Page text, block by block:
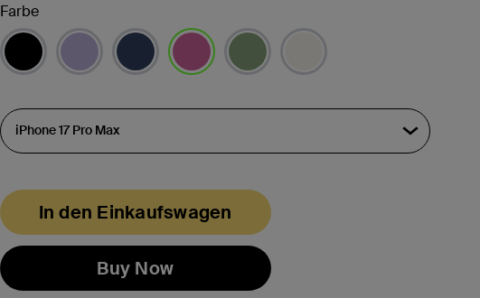
Farbe
In den Einkaufswagen
Buy Now